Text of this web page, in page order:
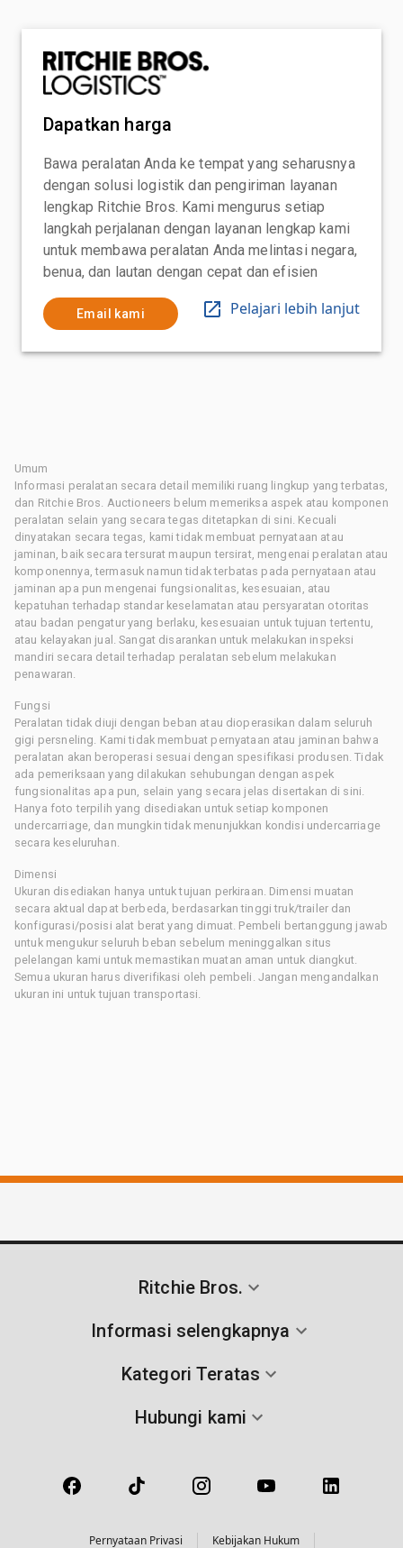
Dapatkan harga
Bawa peralatan Anda ke tempat yang seharusnya
dengan solusi logistik dan pengiriman layanan
lengkap Ritchie Bros. Kami mengurus setiap
langkah perjalanan dengan layanan lengkap kami
untuk membawa peralatan Anda melintasi negara,
benua, dan lautan dengan cepat dan efisien
Email kami Pelajari lebih lanjut
Umum
Informasi peralatan secara detail memiliki ruang lingkup yang terbatas,
dan Ritchie Bros. Auctioneers belum memeriksa aspek atau komponen
peralatan selain yang secara tegas ditetapkan di sini. Kecuali
dinyatakan secara tegas, kami tidak membuat pernyataan atau
jaminan, baik secara tersurat maupun tersirat, mengenai peralatan atau
komponennya, termasuk namun tidak terbatas pada pernyataan atau
jaminan apa pun mengenai fungsionalitas, kesesuaian, atau
kepatuhan terhadap standar keselamatan atau persyaratan otoritas
atau badan pengatur yang berlaku, kesesuaian untuk tujuan tertentu,
atau kelayakan jual. Sangat disarankan untuk melakukan inspeksi
mandiri secara detail terhadap peralatan sebelum melakukan
penawaran.
Fungsi
Peralatan tidak diuji dengan beban atau dioperasikan dalam seluruh
gigi persneling. Kami tidak membuat pernyataan atau jaminan bahwa
peralatan akan beroperasi sesuai dengan spesifikasi produsen. Tidak
ada pemeriksaan yang dilakukan sehubungan dengan aspek
fungsionalitas apa pun, selain yang secara jelas disertakan di sini.
Hanya foto terpilih yang disediakan untuk setiap komponen
undercarriage, dan mungkin tidak menunjukkan kondisi undercarriage
secara keseluruhan.
Dimensi
Ukuran disediakan hanya untuk tujuan perkiraan. Dimensi muatan
secara aktual dapat berbeda, berdasarkan tinggi truk/trailer dan
konfigurasi/posisi alat berat yang dimuat. Pembeli bertanggung jawab
untuk mengukur seluruh beban sebelum meninggalkan situs
pelelangan kami untuk memastikan muatan aman untuk diangkut.
Semua ukuran harus diverifikasi oleh pembeli. Jangan mengandalkan
ukuran ini untuk tujuan transportasi.
Ritchie Bros.
Informasi selengkapnya
Kategori Teratas
Hubungi kami
Pernyataan Privasi Kebijakan Hukum